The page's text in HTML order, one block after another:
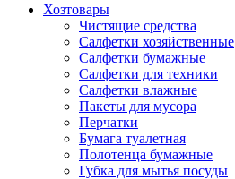
Хозтовары
Чистящие средства
Салфетки хозяйственные
Салфетки бумажные
Салфетки для техники
Салфетки влажные
Пакеты для мусора
Перчатки
Бумага туалетная
Полотенца бумажные
Губка для мытья посуды